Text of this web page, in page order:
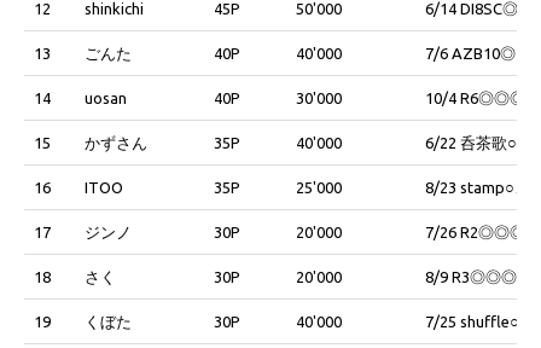
12 shinkichi 45P 50'000 6/14 DI8SC◎、
13 ごんた 40P 40'000 7/6 AZB10◎、
14 uosan 40P 30'000 10/4 R6◎◎◎、
15 かずさん 35P 40'000 6/22 呑茶歌○、
16 ITOO 35P 25'000 8/23 stamp○
17 ジンノ 30P 20'000 7/26 R2◎◎◎
18 さく 30P 20'000 8/9 R3◎◎◎
19 くぼた 30P 40'000 7/25 shuffle○、